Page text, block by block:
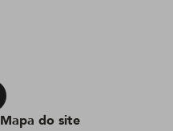
Mapa do site